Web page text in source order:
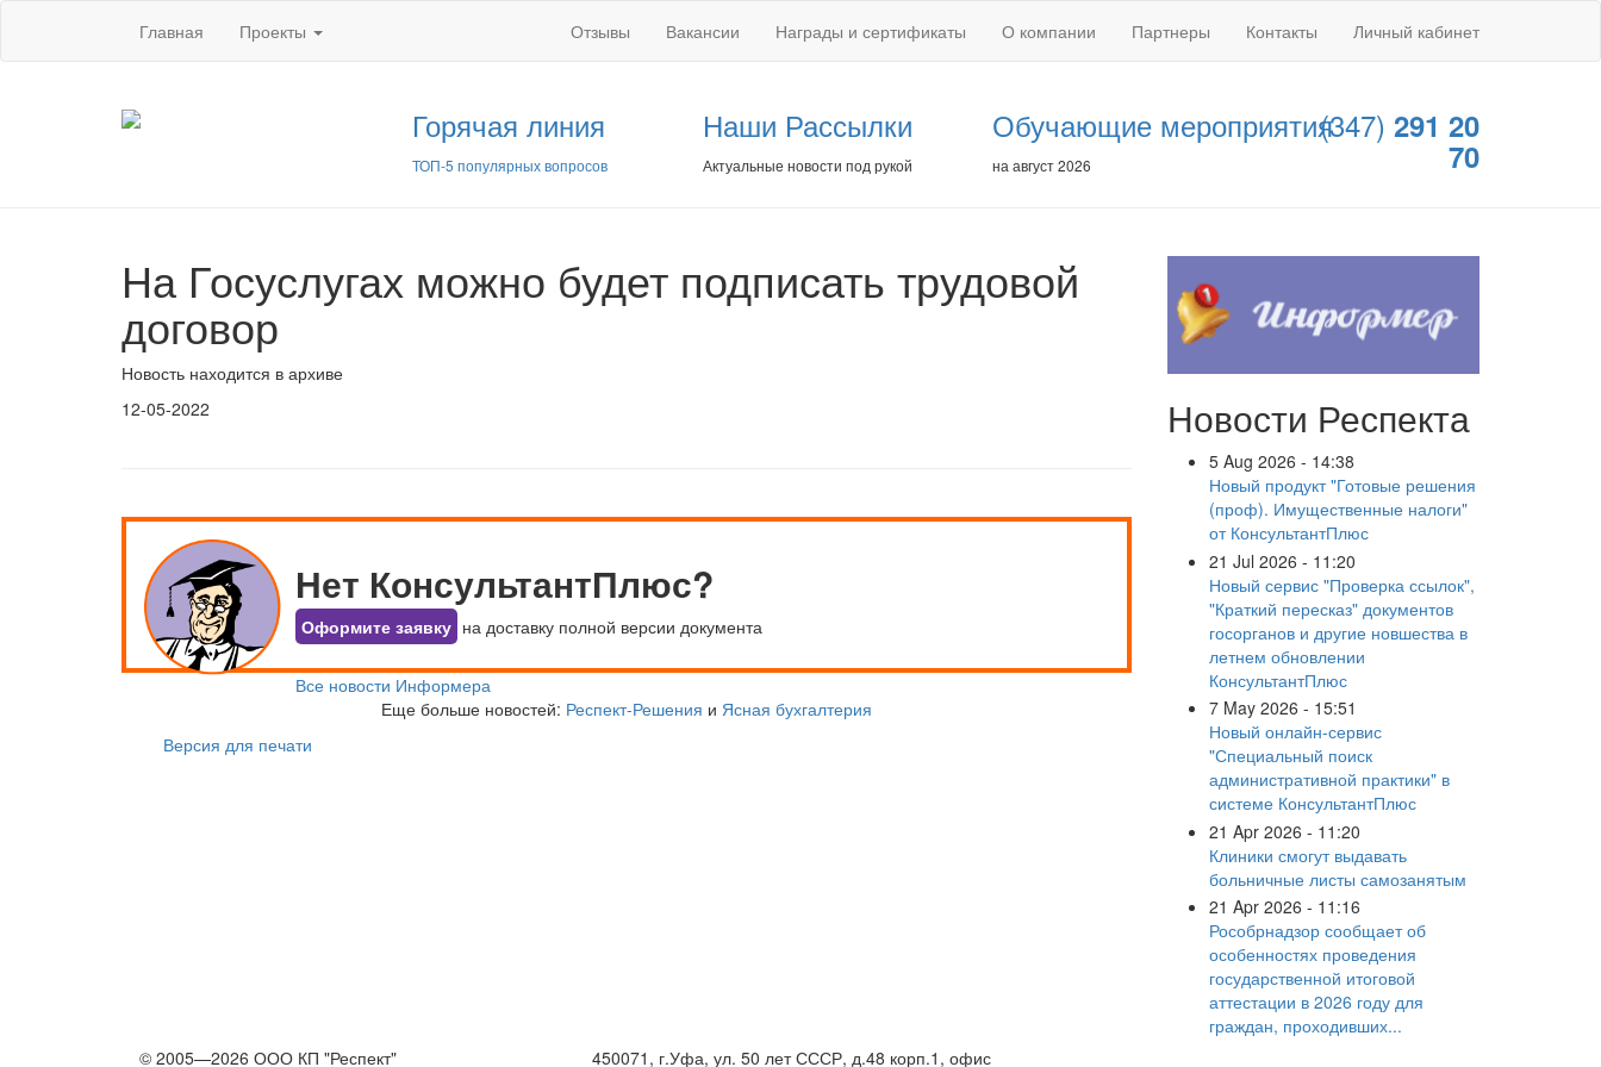
Главная Проекты Отзывы Вакансии Награды и сертификаты О компании Партнеры Контакты Личный кабинет
Горячая линия
ТОП-5 популярных вопросов
Наши Рассылки
Актуальные новости под рукой
Обучающие мероприятия
на август 2026
(347) 291 20
70
На Госуслугах можно будет подписать трудовой
договор
Новость находится в архиве
12-05-2022
Нет КонсультантПлюс?
Оформите заявку на доставку полной версии документа
Все новости Информера
Еще больше новостей: Респект-Решения и Ясная бухгалтерия
Версия для печати
Новости Респекта
5 Aug 2026 - 14:38
Новый продукт "Готовые решения
(проф). Имущественные налоги"
от КонсультантПлюс
21 Jul 2026 - 11:20
Новый сервис "Проверка ссылок",
"Краткий пересказ" документов
госорганов и другие новшества в
летнем обновлении
КонсультантПлюс
7 May 2026 - 15:51
Новый онлайн-сервис
"Специальный поиск
административной практики" в
системе КонсультантПлюс
21 Apr 2026 - 11:20
Клиники смогут выдавать
больничные листы самозанятым
21 Apr 2026 - 11:16
Рособрнадзор сообщает об
особенностях проведения
государственной итоговой
аттестации в 2026 году для
граждан, проходивших...
© 2005—2026 ООО КП "Респект"
450071, г.Уфа, ул. 50 лет СССР, д.48 корп.1, офис